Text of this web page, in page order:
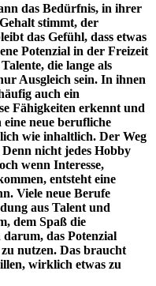
das Bedürfnis, in ihrer
stimmt, der
das Gefühl, dass etwas
Potenzial in der Freizeit
die lange als
Ausgleich sein. In ihnen
auch ein
Fähigkeiten erkennt und
neue berufliche
wie inhaltlich. Der Weg
nicht jedes Hobby
wenn Interesse,
entsteht eine
Viele neue Berufe
aus Talent und
dem Spaß die
das Potenzial
nutzen. Das braucht
wirklich etwas zu